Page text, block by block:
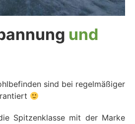
und
sind bei regelmäßiger
Spitzenklasse mit der Marke